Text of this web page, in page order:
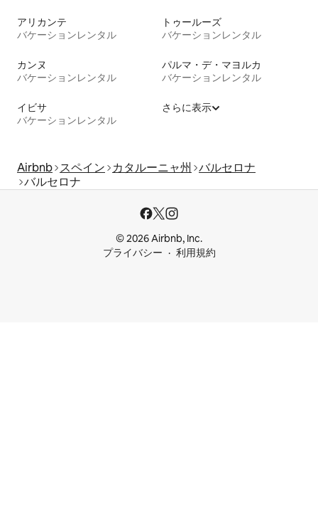
アリカンテ
バケーションレンタル
トゥールーズ
バケーションレンタル
カンヌ
バケーションレンタル
パルマ・デ・マヨルカ
バケーションレンタル
イビサ
バケーションレンタル
さらに表示
Airbnb スペイン カタルーニャ州
バルセロナ
バルセロナ
© 2026 Airbnb, Inc.
プライバシー
利用規約